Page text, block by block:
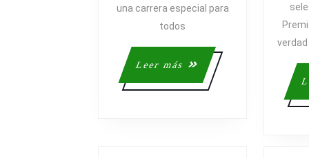
una carrera especial para
todos
Leer más
Leer
más